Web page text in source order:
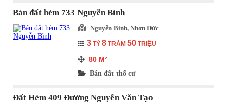
Bán đất hẻm 733 Nguyễn Bình
Nguyễn Bình, Nhơn Đức
3 TỶ8 TRĂM50 TRIỆU
80 M²
Bán đất thổ cư
Đất Hẻm 409 Đường Nguyễn Văn Tạo